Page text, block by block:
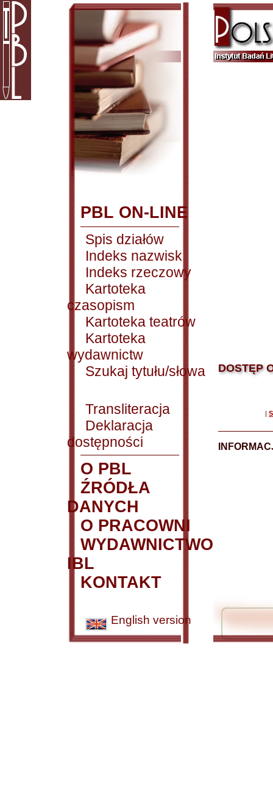
PBL ON-LINE
Spis działów
Indeks nazwisk
Indeks rzeczowy
Kartoteka
czasopism
Kartoteka teatrów
Kartoteka
wydawnictw
Szukaj tytułu/słowa
Transliteracja
Deklaracja
dostępności
O PBL
ŹRÓDŁA
DANYCH
O PRACOWNI
WYDAWNICTWO
IBL
KONTAKT
English version
DOSTĘP
|